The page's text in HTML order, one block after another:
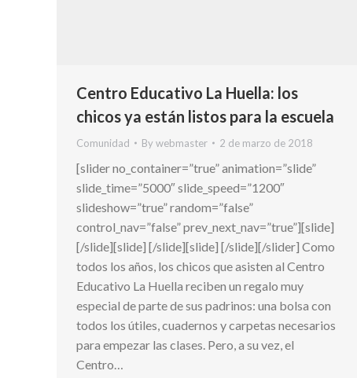
Centro Educativo La Huella: los
chicos ya están listos para la escuela
Comunidad Bywebmaster 2 de marzo de 2018
[slider no_container=”true” animation=”slide”
slide_time=”5000″ slide_speed=”1200″
slideshow=”true” random=”false”
control_nav=”false” prev_next_nav=”true”][slide]
[/slide][slide] [/slide][slide] [/slide][/slider] Como
todos los años, los chicos que asisten al Centro
Educativo La Huella reciben un regalo muy
especial de parte de sus padrinos: una bolsa con
todos los útiles, cuadernos y carpetas necesarios
para empezar las clases. Pero, a su vez, el
Centro…